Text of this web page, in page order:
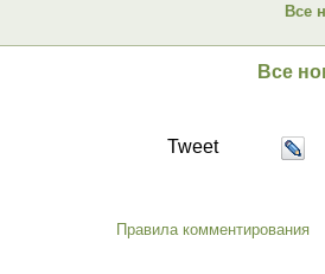
Все
Все
Tweet
Правила комментирования